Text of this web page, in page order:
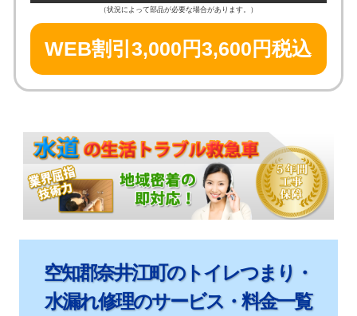
（状況によって部品が必要な場合があります。）
WEB割引3,000円3,600円税込
空知郡奈井江町のトイレつまり・
水漏れ修理のサービス・料金一覧